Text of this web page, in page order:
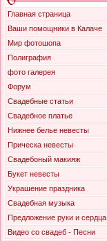
Главная страница
Ваши помощники в Калаче
Мир фотошопа
Полиграфия
фото галерея
Форум
Свадебные статьи
Свадебное платье
Нижнее белье невесты
Прическа невесты
Свадебоный макияж
Букет невесты
Украшение праздника
Свадебная музыка
Предложение руки и сердца
Видео со свадеб - Песни